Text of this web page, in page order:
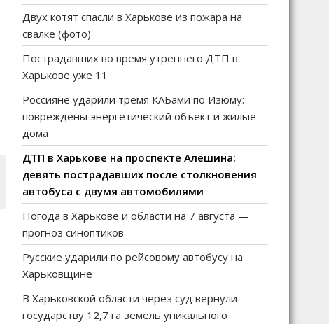
Двух котят спасли в Харькове из пожара на
свалке (фото)
Пострадавших во время утреннего ДТП в
Харькове уже 11
Россияне ударили тремя КАБами по Изюму:
повреждены энергетический объект и жилые
дома
ДТП в Харькове на проспекте Алешина:
девять пострадавших после столкновения
автобуса с двумя автомобилями
Погода в Харькове и области на 7 августа —
прогноз синоптиков
Русские ударили по рейсовому автобусу на
Харьковщине
В Харьковской области через суд вернули
государству 12,7 га земель уникального